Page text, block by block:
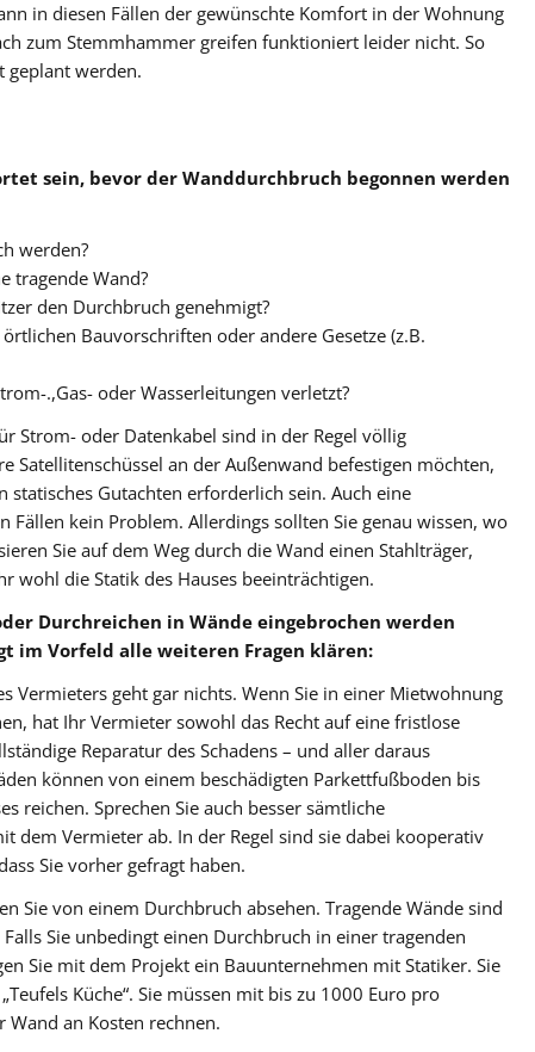
in diesen Fällen der gewünschte Komfort in der Wohnung
zum Stemmhammer greifen funktioniert leider nicht. So
geplant werden.
sein, bevor der Wanddurchbruch begonnen werden
werden?
tragende Wand?
den Durchbruch genehmigt?
Bauvorschriften oder andere Gesetze (z.B.
.,Gas- oder Wasserleitungen verletzt?
Strom- oder Datenkabel sind in der Regel völlig
Satellitenschüssel an der Außenwand befestigen möchten,
statisches Gutachten erforderlich sein. Auch eine
Fällen kein Problem. Allerdings sollten Sie genau wissen, wo
Sie auf dem Weg durch die Wand einen Stahlträger,
wohl die Statik des Hauses beeinträchtigen.
Durchreichen in Wände eingebrochen werden
im Vorfeld alle weiteren Fragen klären:
Vermieters geht gar nichts. Wenn Sie in einer Mietwohnung
hat Ihr Vermieter sowohl das Recht auf eine fristlose
Reparatur des Schadens – und aller daraus
können von einem beschädigten Parkettfußboden bis
reichen. Sprechen Sie auch besser sämtliche
dem Vermieter ab. In der Regel sind sie dabei kooperativ
Sie vorher gefragt haben.
Sie von einem Durchbruch absehen. Tragende Wände sind
Sie unbedingt einen Durchbruch in einer tragenden
Sie mit dem Projekt ein Bauunternehmen mit Statiker. Sie
Küche“. Sie müssen mit bis zu 1000 Euro pro
an Kosten rechnen.